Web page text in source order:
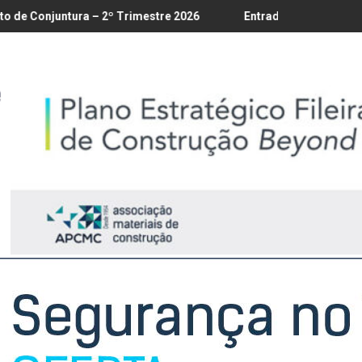
18/8– 2º Trimestre 2026 Entrada em vigor da